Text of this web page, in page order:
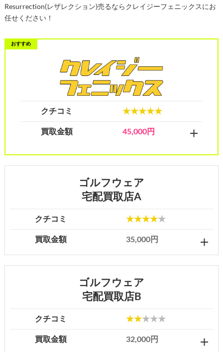
Resurrection(レザレクション)売るならクレイジーフェニックスにお
任せください！
クチコミ ★★★★★
買取金額 45,000円
ゴルフウェア
宅配買取店A
クチコミ ★★★★★
買取金額 35,000円
ゴルフウェア
宅配買取店B
クチコミ ★★★★★
買取金額 32,000円